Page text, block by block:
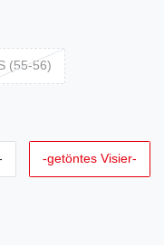
(55-56)
-getöntes Visier-